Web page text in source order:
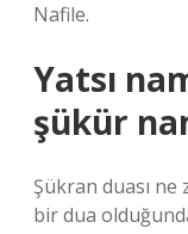
Nafile.
Yatsı
şükür
Şükran duası
bir dua